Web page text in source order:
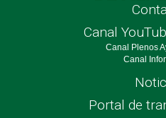
Canal
Canal Plenos
Canal
Portal de